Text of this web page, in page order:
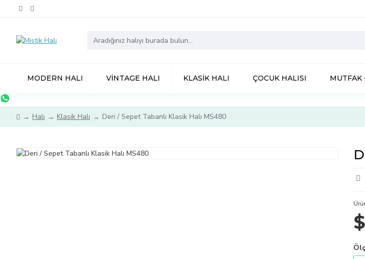
MODERN HALI VINTAGE HALI KLASIK HALI ÇOCUK HALISI MUTFAK
Halı Klasik Halı Deri / Sepet Tabanlı Klasik Halı MS480